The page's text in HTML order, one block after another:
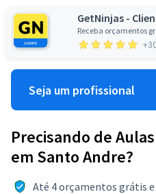
GetNinjas -
Receba orçamentos
Seja um profissional
Precisando de
em Santo Andre?
Até 4 orçamentos grátis e